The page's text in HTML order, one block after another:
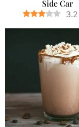
Side Car
3.2